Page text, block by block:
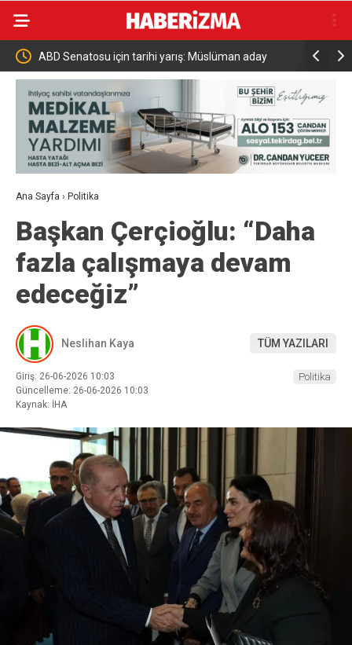
ABD Senatosu için tarihi yarış: Müslüman aday
Abdul El-Sayed Demokratların adayı oldu
Bir
çarparak
Ana Sayfa › Politika
Başkan Çerçioğlu: “Daha
fazla çalışmaya devam
edeceğiz”
Neslihan Kaya TÜM YAZILARI
Giriş: 26-06-2026 10:03
Güncelleme: 26-06-2026 10:03
Kaynak: İHA
Politika